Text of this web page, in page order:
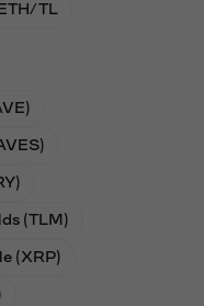
ETH/TL
(TLM)
(XRP)